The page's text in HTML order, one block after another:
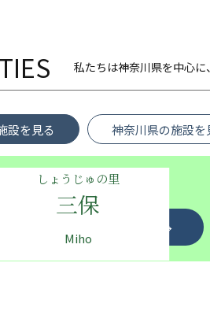
私たちは神奈川県を中心に
設を見る 神奈川県の施設を
囲まれた緑豊かな郷に佇む
ケアの質を誇るリーダー的特養
と詳しく見る
しょうじゅの里
三保
Miho